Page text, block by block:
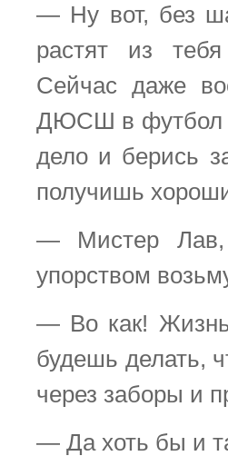
— Ну вот, без
растят из
Сейчас даже
ДЮСШ в футбол
дело и берись
получишь
— Мистер
упорством
— Во как!
будешь делать,
через заборы и
— Да хоть бы и